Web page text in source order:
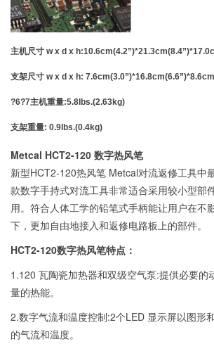
主机尺寸 w x d x
支架尺寸 w x d x h:
?6?7主机重量:5.8lbs.(2.63kg)
支架重量: 0.9lbs.(0.4kg)
Metcal HCT2-120 数字热风笔
新型HCT2-120热风笔 Metcal对流返修工具中
款数字手持式对流工具非常适合采用较小型部
用。符合人体工学的铅笔式手柄能让用户在不
下，更加自由地接入和返修电路板上的部件。
HCT2-120数字热风笔特点：
1.120 瓦陶瓷加热器和双级空气泵:提供必要的
量的热能。
2.数字气流和温度控制:2个LED 显示屏以图形
的气流和温度。